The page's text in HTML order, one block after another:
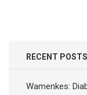
RECENT POSTS
Wamenkes: